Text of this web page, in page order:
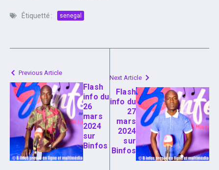
Étiquetté : senegal
Previous Article
Flash
info du
26
mars
2024
sur
Binfos
Next Article
Flash
info du
27
mars
2024
sur
Binfos